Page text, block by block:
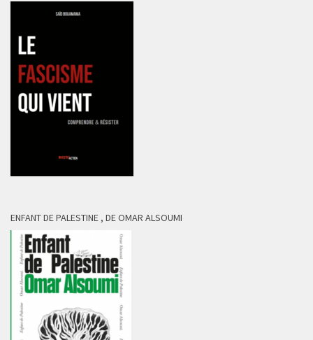
ENFANT DE PALESTINE , DE OMAR ALSOUMI